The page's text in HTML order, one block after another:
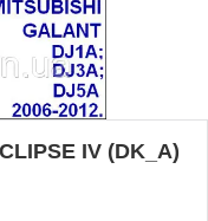
IV (DK_A)